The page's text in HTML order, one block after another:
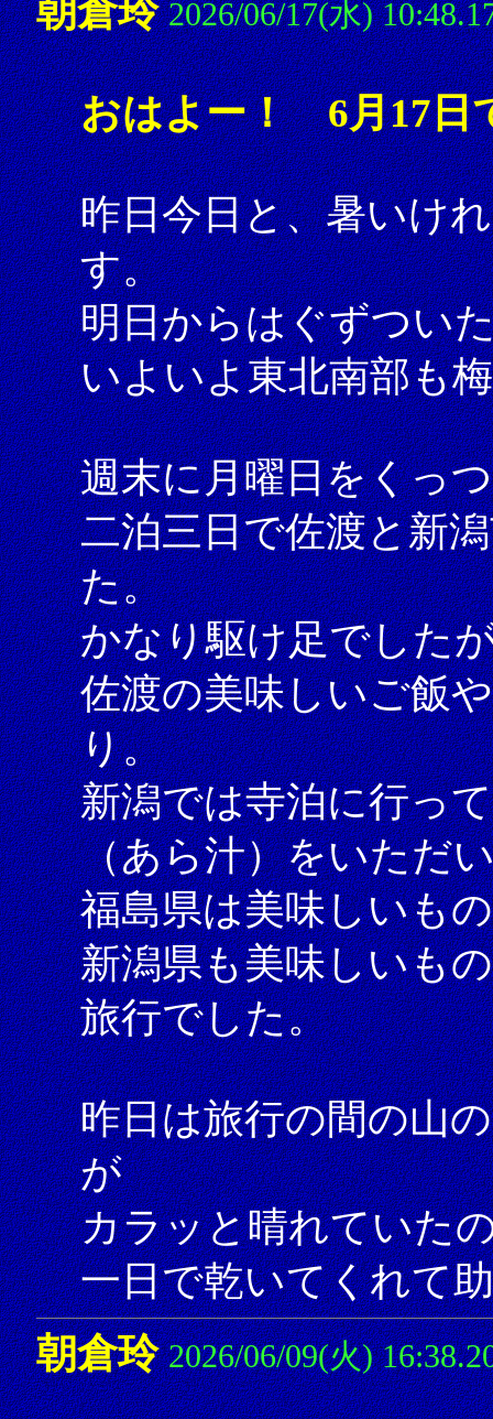
朝倉玲 2026/06/17(水)
おはよー！ 6月17日
昨日今日と、暑いけ
す。
明日からはぐずつい
いよいよ東北南部も
週末に月曜日をくっ
二泊三日で佐渡と新
た。
かなり駆け足でした
佐渡の美味しいご飯
り。
新潟では寺泊に行っ
（あら汁）をいただ
福島県は美味しいも
新潟県も美味しいも
旅行でした。
昨日は旅行の間の山
が
カラッと晴れていた
一日で乾いてくれて
朝倉玲 2026/06/09(火)